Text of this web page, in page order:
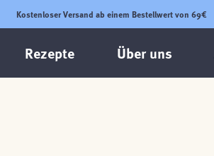
Kostenloser Versand ab einem Bestellwert von 69€
Rezepte Über uns